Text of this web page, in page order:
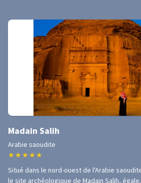
Madain Salih
Arabie saoudite
★ ★ ★ ★ ★
Situé dans le nord-ouest de l'Arabie
le site archéologique de Madain Salih,